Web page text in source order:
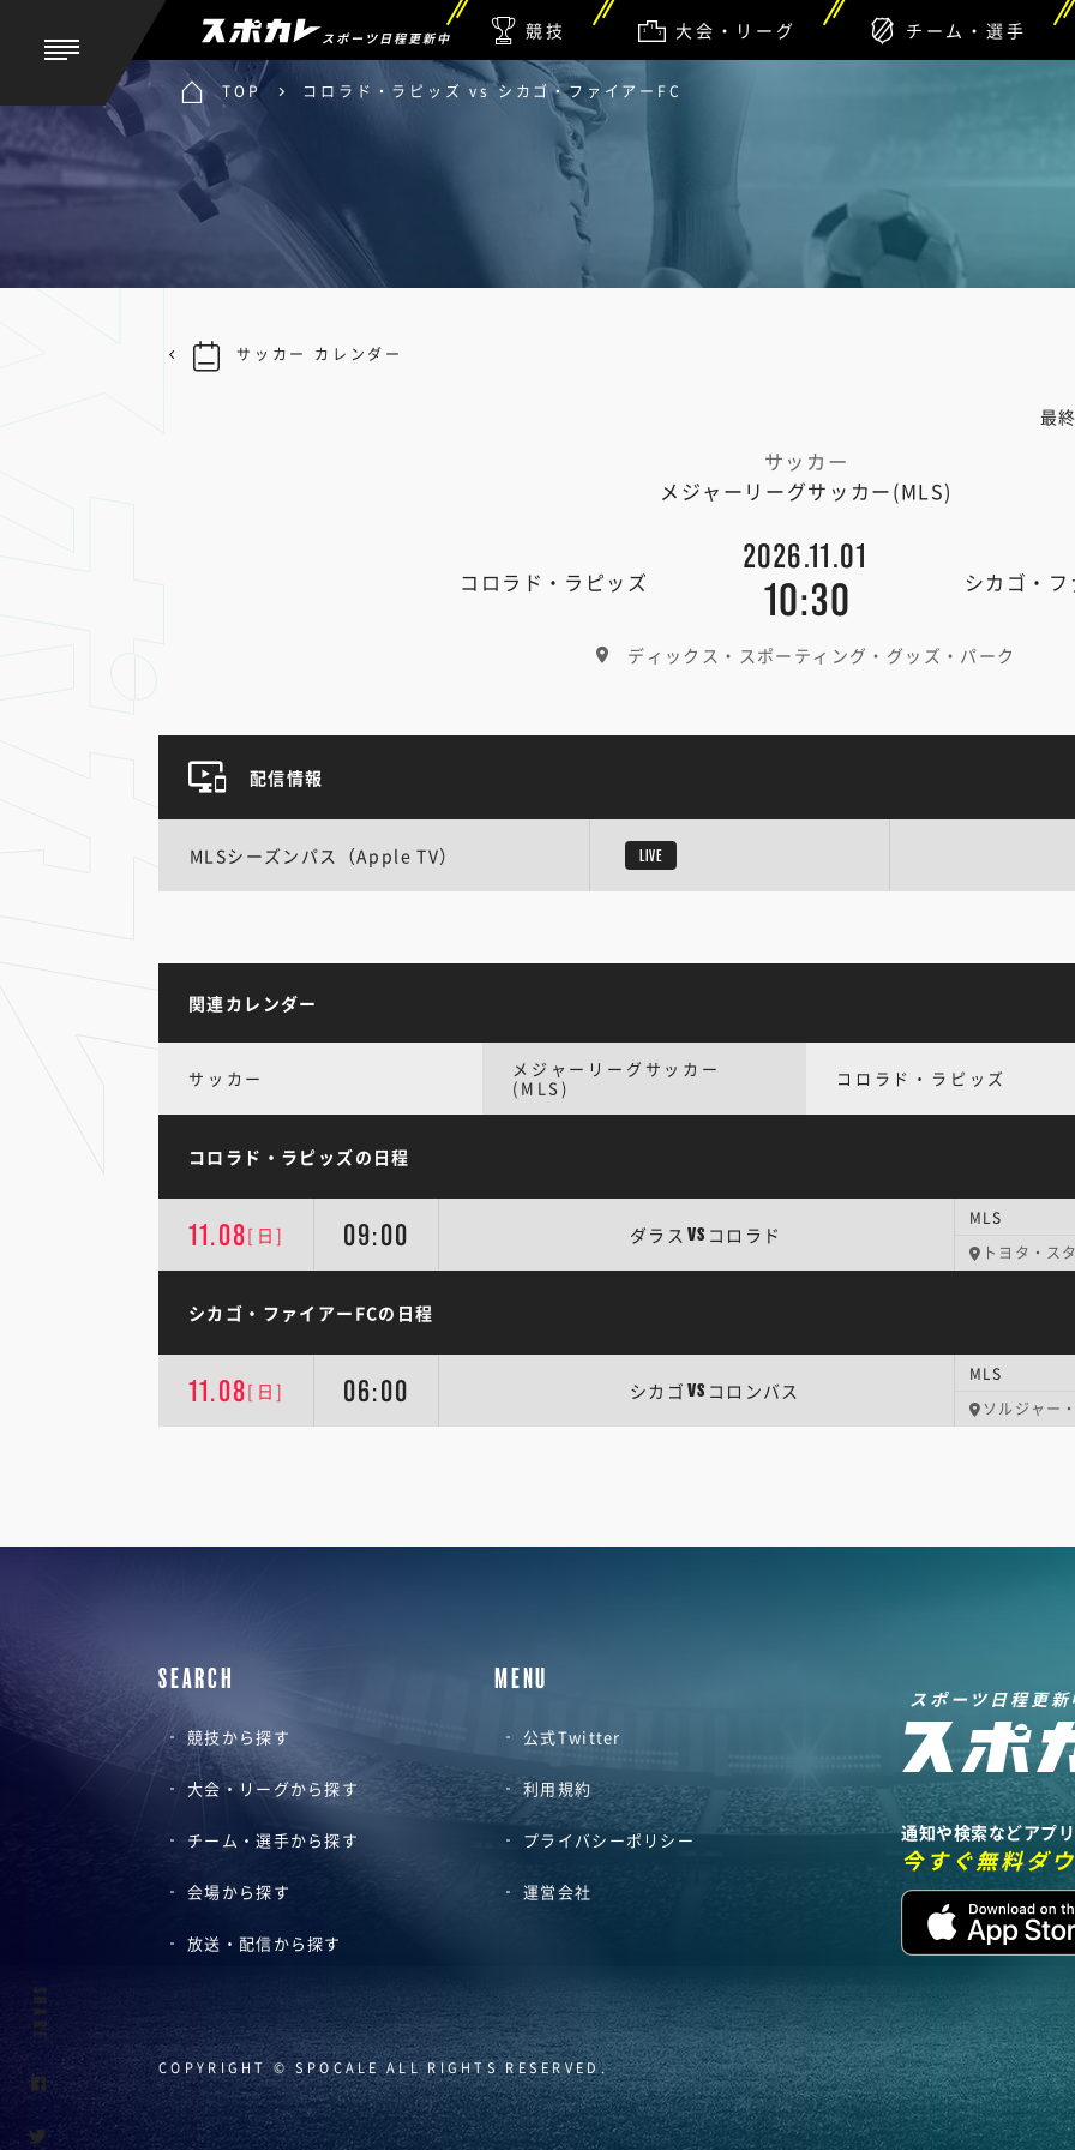
スポーツ日程更新中 競技 大会・リーグ チーム・選手
TOP コロラド・ラピッズ vs シカゴ・ファイアーFC
最
サッカー
メジャーリーグサッカー(MLS)
コロラド・ラピッズ
2026.11.01
10:30 シカゴ・
ディックス・スポーティング・グッズ・パーク
サッカー カレンダー
配信情報
MLSシーズンパス（Apple TV） LIVE
関連カレンダー
サッカー
メジャーリーグサッカー
(MLS)
コロラド・ラピッズ
コロラド・ラピッズの日程
11.08[日] 09:00 ダラス VS コロラド
MLS
トヨタ・ス
シカゴ・ファイアーFCの日程
11.08[日] 06:00 シカゴ VS コロンバス
MLS
ソルジャー
SEARCH
競技から探す
大会・リーグから探す
チーム・選手から探す
会場から探す
放送・配信から探す
MENU
公式Twitter
利用規約
プライバシーポリシー
運営会社
スポーツ日程更新
通知や検索などアプ
今すぐ無料ダ
COPYRIGHT © SPOCALE ALL RIGHTS RESERVED.
SHARE